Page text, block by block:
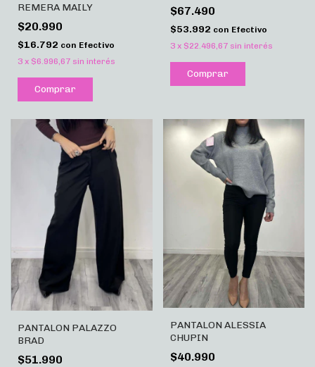
REMERA MAILY
$20.990
$16.792 con Efectivo
3 x $6.996,67 sin interés
Comprar
$67.490
$53.992 con Efectivo
3 x $22.496,67 sin interés
Comprar
PANTALON PALAZZO
BRAD
$51.990
PANTALON ALESSIA
CHUPIN
$40.990